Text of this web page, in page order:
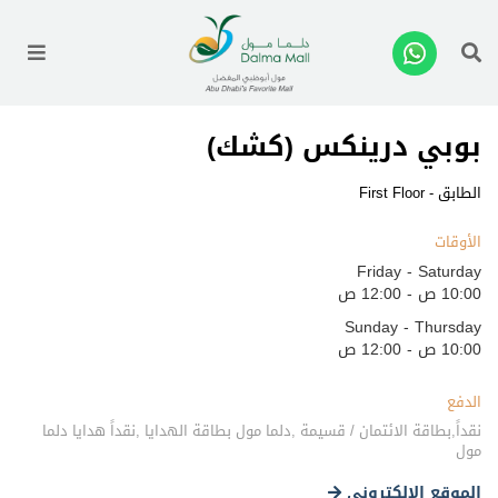
بوبي درينكس (كشك)
الطابق - First Floor
الأوقات
Friday - Saturday
10:00 ص - 12:00 ص
Sunday - Thursday
10:00 ص - 12:00 ص
الدفع
نقداً,بطاقة الائتمان / قسيمة ,دلما مول بطاقة الهدايا ,نقداً هدايا دلما
مول